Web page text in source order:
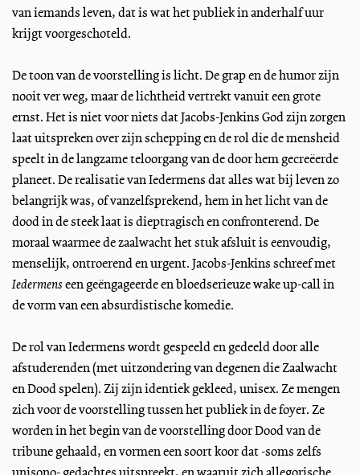
van iemands leven, dat is wat het publiek in anderhalf uur
krijgt voorgeschoteld.
De toon van de voorstelling is licht. De grap en de humor zijn
nooit ver weg, maar de lichtheid vertrekt vanuit een grote
ernst. Het is niet voor niets dat Jacobs-Jenkins God zijn zorgen
laat uitspreken over zijn schepping en de rol die de mensheid
speelt in de langzame teloorgang van de door hem gecreëerde
planeet. De realisatie van Iedermens dat alles wat bij leven zo
belangrijk was, of vanzelfsprekend, hem in het licht van de
dood in de steek laat is dieptragisch en confronterend. De
moraal waarmee de zaalwacht het stuk afsluit is eenvoudig,
menselijk, ontroerend en urgent. Jacobs-Jenkins schreef met
Iedermenseen geëngageerde en bloedserieuze wake up-call in
de vorm van een absurdistische komedie.
De rol van Iedermens wordt gespeeld en gedeeld door alle
afstuderenden (met uitzondering van degenen die Zaalwacht
en Dood spelen). Zij zijn identiek gekleed, unisex. Ze mengen
zich voor de voorstelling tussen het publiek in de foyer. Ze
worden in het begin van de voorstelling door Dood van de
tribune gehaald, en vormen een soort koor dat -soms zelfs